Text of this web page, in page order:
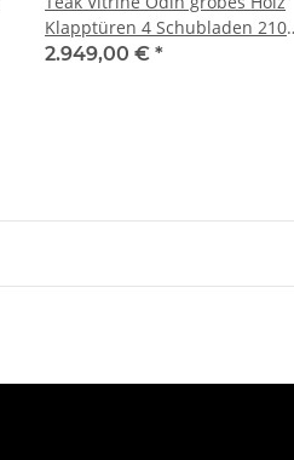
Klapptüren 4 Schubladen 210
cm
2.949,00 € *